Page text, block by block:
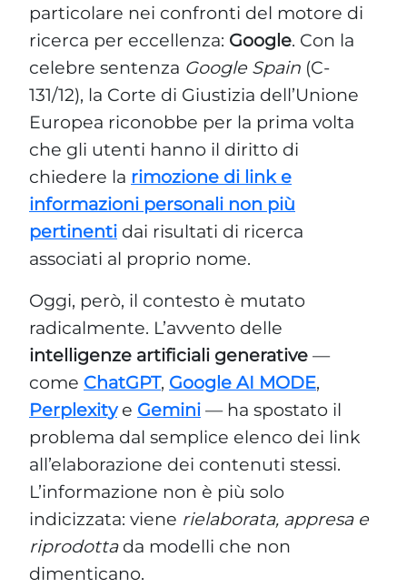
particolare nei confronti del motore di
ricerca per eccellenza: Google. Con la
celebre sentenza Google Spain (C-
131/12), la Corte di Giustizia dell’Unione
Europea riconobbe per la prima volta
che gli utenti hanno il diritto di
chiedere la rimozione di link e
informazioni personali non più
pertinenti dai risultati di ricerca
associati al proprio nome.
Oggi, però, il contesto è mutato
radicalmente. L’avvento delle
intelligenze artificiali generative —
come ChatGPT, Google AI MODE,
Perplexitye Gemini — ha spostato il
problema dal semplice elenco dei link
all’elaborazione dei contenuti stessi.
L’informazione non è più solo
indicizzata: viene rielaborata, appresa e
riprodottada modelli che non
dimenticano.